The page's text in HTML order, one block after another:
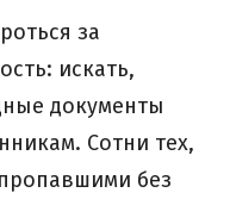
за
искать,
документы
Сотни тех,
без